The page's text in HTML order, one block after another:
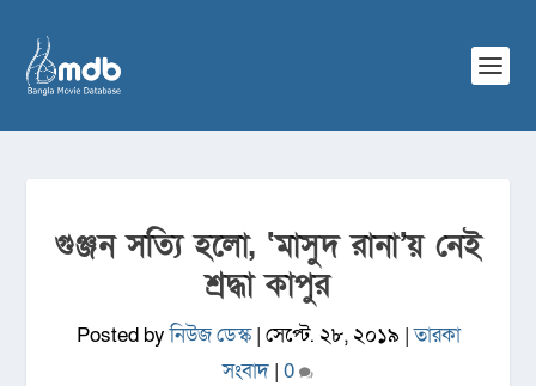
গুঞ্জন সত্যি হলো, ‘মাসুদ রানা’য় নেই
শ্রদ্ধা কাপুর
Posted byনিউজ ডেস্ক| সেপ্টে. ২৮, ২০১৯ |তারকা
সংবাদ | 0